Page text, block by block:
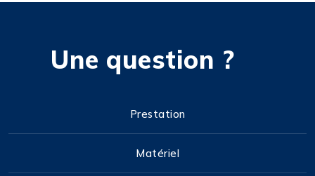
Une question ?
Prestation
Matériel